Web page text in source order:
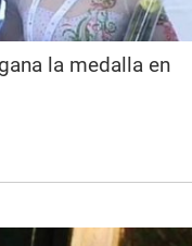
la medalla en